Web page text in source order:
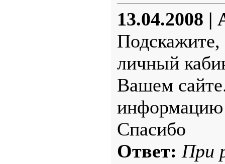
13.04.2008 |
Подскажите,
личный
Вашем
Спасибо
Ответ: При